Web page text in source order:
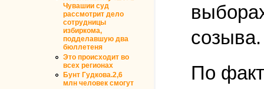
Чувашии суд
рассмотрит дело
сотрудницы
избиркома,
подделавшую два
бюллетеня
Это происходит во
всех регионах
Бунт Гудкова.2,6
млн человек смогут
созыва.
По